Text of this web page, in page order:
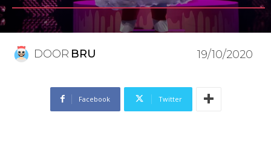
DOOR BRU 19/10/2020
Facebook Twitter